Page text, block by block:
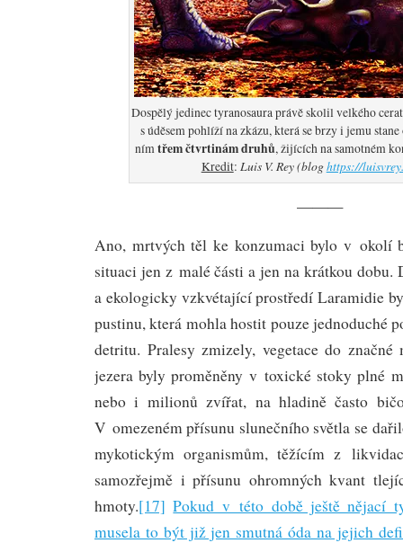
Dospělý jedinec tyranosaura právě skolil velkého
s úděsem pohlíží na zkázu, která se brzy i jemu
nímtřem čtvrtinám druhů, žijících na samotném
Kredit: Luis V. Rey (bloghttps://
———
Ano, mrtvých těl ke konzumaci bylo v okolí
situaci jen z malé části a jen na krátkou dobu.
a ekologicky vzkvétající prostředí Laramidie
pustinu, která mohla hostit pouze jednoduché
detritu. Pralesy zmizely, vegetace do
jezera byly proměněny v toxické stoky plné
nebo i milionů zvířat, na hladině často
V omezeném přísunu slunečního světla se
mykotickým organismům, těžícím z
samozřejmě i přísunu ohromných kvant
hmoty.[17] Pokud v této době ještě nějací
musela to být již jen smutná óda na jejich